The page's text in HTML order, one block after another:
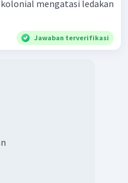
mengatasi ledakan
Jawaban terverifikasi